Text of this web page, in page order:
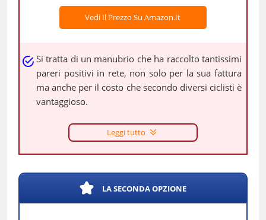
Vedi Il Prezzo Su Amazon.it
Si tratta di un manubrio che ha raccolto tantissimi
pareri positivi in rete, non solo per la sua fattura
ma anche per il costo che secondo diversi ciclisti è
vantaggioso.
Leggi tutto
LA SECONDA OPZIONE